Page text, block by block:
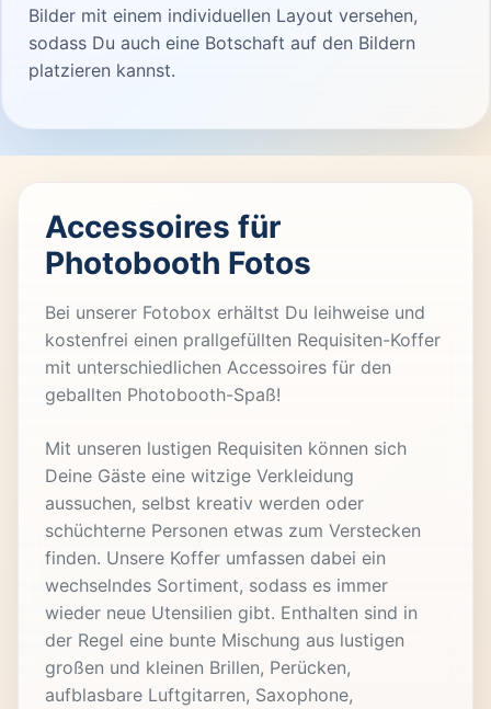
Bilder mit einem individuellen Layout versehen,
sodass Du auch eine Botschaft auf den Bildern
platzieren kannst.
Accessoires für
Photobooth Fotos
Bei unserer Fotobox erhältst Du leihweise und
kostenfrei einen prallgefüllten Requisiten-Koffer
mit unterschiedlichen Accessoires für den
geballten Photobooth-Spaß!
Mit unseren lustigen Requisiten können sich
Deine Gäste eine witzige Verkleidung
aussuchen, selbst kreativ werden oder
schüchterne Personen etwas zum Verstecken
finden. Unsere Koffer umfassen dabei ein
wechselndes Sortiment, sodass es immer
wieder neue Utensilien gibt. Enthalten sind in
der Regel eine bunte Mischung aus lustigen
großen und kleinen Brillen, Perücken,
aufblasbare Luftgitarren, Saxophone,